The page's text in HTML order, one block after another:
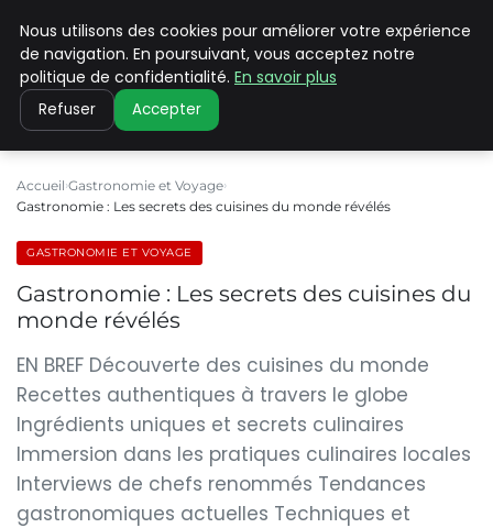
PILAT PATRIMOINES
Accueil Gastronomie et Voyage
Gastronomie : Les secrets des cuisines du monde révélés
GASTRONOMIE ET VOYAGE
Gastronomie : Les secrets des cuisines du
monde révélés
EN BREF Découverte des cuisines du monde
Recettes authentiques à travers le globe
Ingrédients uniques et secrets culinaires
Immersion dans les pratiques culinaires locales
Interviews de chefs renommés Tendances
gastronomiques actuelles Techniques et
Nous utilisons des cookies pour améliorer votre expérience
de navigation. En poursuivant, vous acceptez notre
politique de confidentialité. En savoir plus
Refuser Accepter